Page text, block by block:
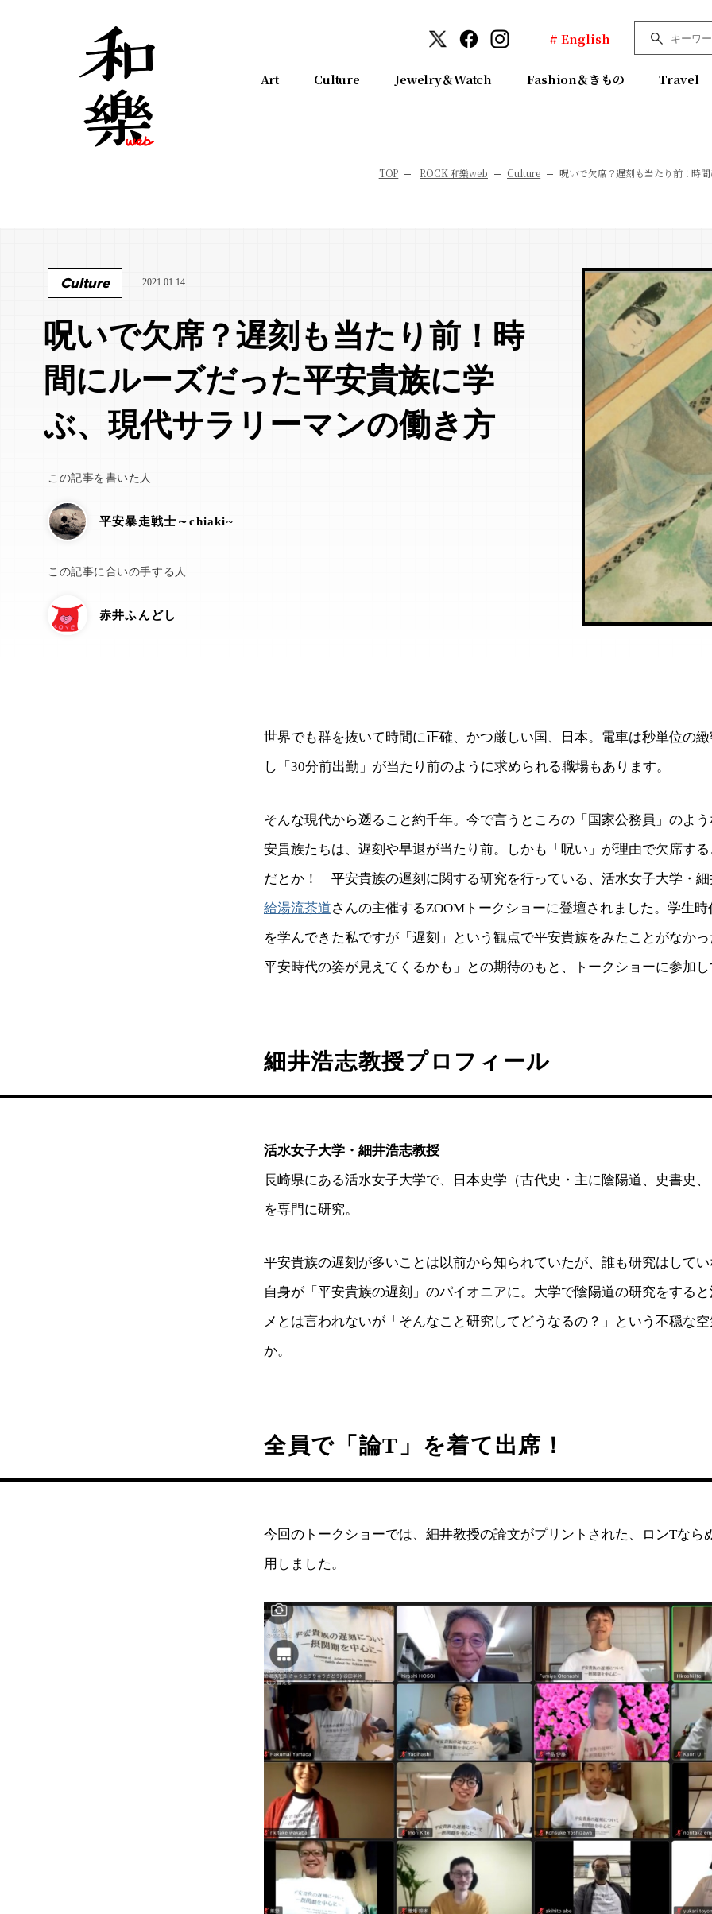
# English
Art Culture Jewelry＆Watch Fashion＆きもの Travel
TOP ROCK 和樂web Culture 呪いで欠席？遅刻も当たり前！時
Culture 2021.01.14
呪いで欠席？遅刻も当たり前！時
間にルーズだった平安貴族に学
ぶ、現代サラリーマンの働き方
この記事を書いた人
平安暴走戦士～chiaki~
この記事に合いの手する人
赤井ふんどし
世界でも群を抜いて時間に正確、かつ厳しい国、日本。電車は秒単位の
し「30分前出勤」が当たり前のように求められる職場もあります。
そんな現代から遡ること約千年。今で言うところの「国家公務員」のよ
安貴族たちは、遅刻や早退が当たり前。しかも「呪い」が理由で欠席す
だとか！ 平安貴族の遅刻に関する研究を行っている、活水女子大学・
給湯流茶道さんの主催するZOOMトークショーに登壇されました。学生
を学んできた私ですが「遅刻」という観点で平安貴族をみたことがなか
平安時代の姿が見えてくるかも」との期待のもと、トークショーに参加
細井浩志教授プロフィール
活水女子大学・細井浩志教授
長崎県にある活水女子大学で、日本史学（古代史・主に陰陽道、史書史
を専門に研究。
平安貴族の遅刻が多いことは以前から知られていたが、誰も研究はして
自身が「平安貴族の遅刻」のパイオニアに。大学で陰陽道の研究をする
メとは言われないが「そんなこと研究してどうなるの？」という不穏な
か。
全員で「論T」を着て出席！
今回のトークショーでは、細井教授の論文がプリントされた、ロンTなら
用しました。